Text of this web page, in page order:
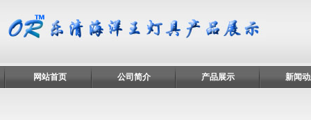
网站首页 公司简介 产品展示 新闻